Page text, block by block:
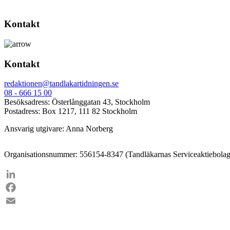
Kontakt
Kontakt
redaktionen@tandlakartidningen.se
08 - 666 15 00
Besöksadress: Österlånggatan 43, Stockholm
Postadress: Box 1217, 111 82 Stockholm
Ansvarig utgivare: Anna Norberg
Organisationsnummer: 556154-8347 (Tandläkarnas
LinkedIn
Facebook